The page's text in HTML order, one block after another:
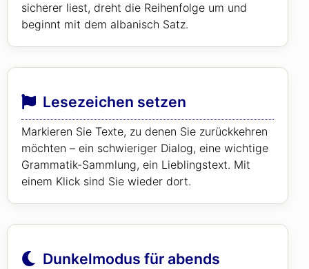
sicherer liest, dreht die Reihenfolge um und
beginnt mit dem albanisch Satz.
Lesezeichen setzen
Markieren Sie Texte, zu denen Sie zurückkehren
möchten – ein schwieriger Dialog, eine wichtige
Grammatik-Sammlung, ein Lieblingstext. Mit
einem Klick sind Sie wieder dort.
Dunkelmodus für abends